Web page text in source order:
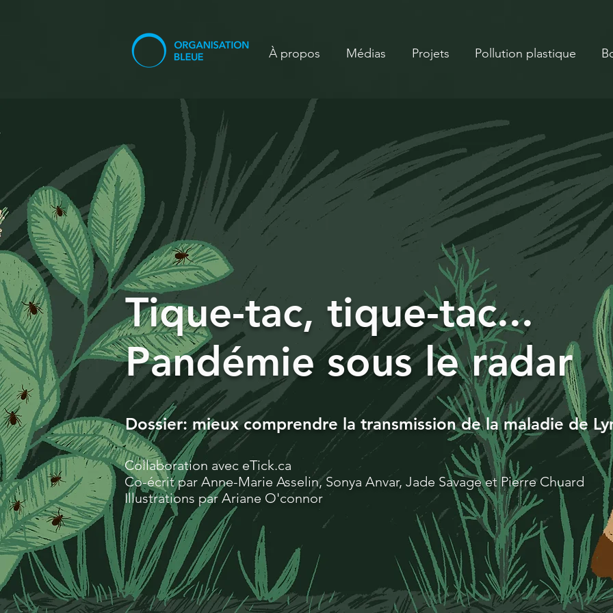
À propos Médias Projets Pollution plastique
Tique-tac, tique-tac...
Pandémie sous le radar
Dossier: mieux comprendre la transmission de la maladie de
Collaboration avec eTick.ca
Co-écrit par Anne-Marie Asselin, Sonya Anvar, Jade Savage et Pierre Chuard
Illustrations par Ariane O'connor